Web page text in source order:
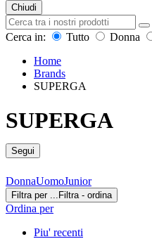
Chiudi
Cerca in: Tutto Donna
Home
Brands
SUPERGA
SUPERGA
Segui
DonnaUomoJunior
Filtra per ... Filtra - ordina
Ordina per
Piu' recenti